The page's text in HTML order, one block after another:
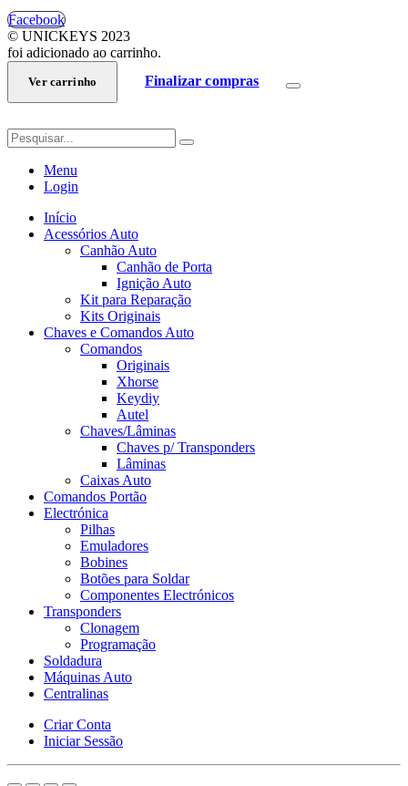
Facebook
© UNICKEYS 2023
foi adicionado ao carrinho.
Ver carrinho Finalizar compras
Menu
Login
Início
Acessórios Auto
Canhão Auto
Canhão de Porta
Ignição Auto
Kit para Reparação
Kits Originais
Chaves e Comandos Auto
Comandos
Originais
Xhorse
Keydiy
Autel
Chaves/Lâminas
Chaves p/ Transponders
Lâminas
Caixas Auto
Comandos Portão
Electrónica
Pilhas
Emuladores
Bobines
Botões para Soldar
Componentes Electrónicos
Transponders
Clonagem
Programação
Soldadura
Máquinas Auto
Centralinas
Criar Conta
Iniciar Sessão